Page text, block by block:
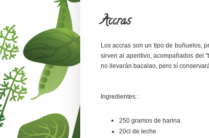
Accras
Los accras son un tipo de buñuelos,
sirven al aperitivo, acompañados del
no llevarán bacalao, pero sí
Ingredientes :
250 gramos de harina
20cl de leche